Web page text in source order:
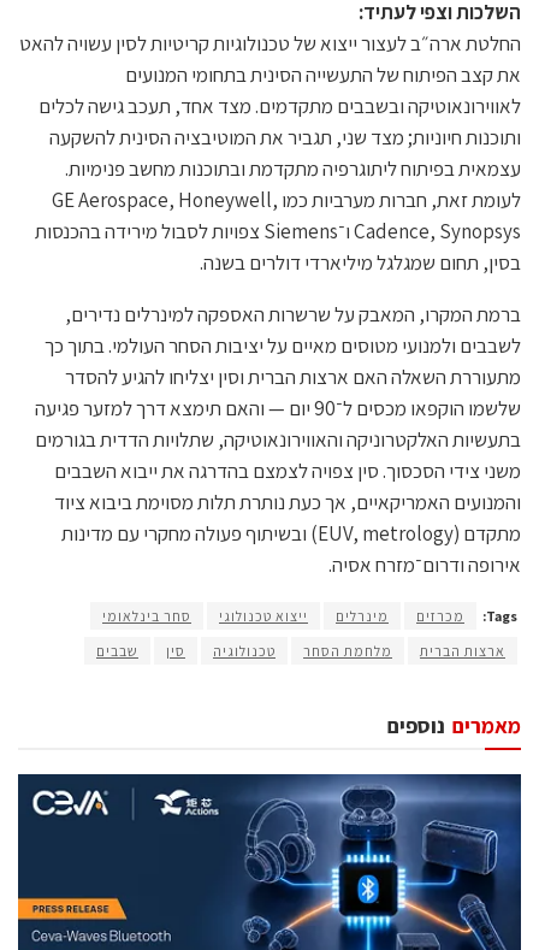
השלכות וצפי לעתיד:
החלטת ארה״ב לעצור ייצוא של טכנולוגיות קריטיות לסין עשויה להאט
את קצב הפיתוח של התעשייה הסינית בתחומי המנועים
לאווירונאוטיקה ובשבבים מתקדמים. מצד אחד, תעכב גישה לכלים
ותוכנות חיוניות; מצד שני, תגביר את המוטיבציה הסינית להשקעה
עצמאית בפיתוח ליתוגרפיה מתקדמת ובתוכנות מחשב פנימיות.
לעומת זאת, חברות מערביות כמו GE Aerospace, Honeywell,
Cadence, Synopsys ו־Siemens צפויות לסבול מירידה בהכנסות
בסין, תחום שמגלגל מיליארדי דולרים בשנה.
ברמת המקרו, המאבק על שרשרות האספקה למינרלים נדירים,
לשבבים ולמנועי מטוסים מאיים על יציבות הסחר העולמי. בתוך כך
מתעוררת השאלה האם ארצות הברית וסין יצליחו להגיע להסדר
שלשמו הוקפאו מכסים ל־90 יום — והאם תימצא דרך למזער פגיעה
בתעשיות האלקטרוניקה והאווירונאוטיקה, שתלויות הדדית בגורמים
משני צידי הסכסוך. סין צפויה לצמצם בהדרגה את ייבוא השבבים
והמנועים האמריקאיים, אך כעת נותרת תלות מסוימת ביבוא ציוד
מתקדם (EUV, metrology) ובשיתוף פעולה מחקרי עם מדינות
אירופה ודרום־מזרח אסיה.
Tags: מכרזים מינרלים ייצוא טכנולוגי
סחר בינלאומי
ארצות הברית
מלחמת הסחר טכנולוגיה סין שבבים
נוספים מאמרים